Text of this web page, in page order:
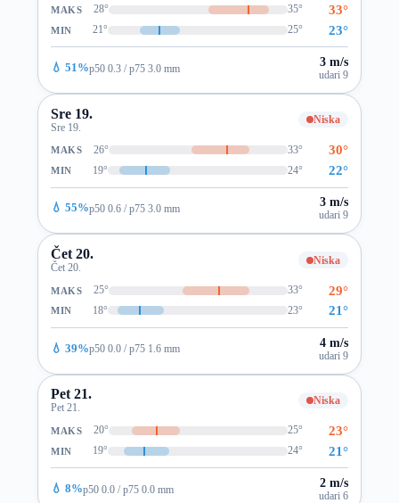
MAKS 28° 35° 33°
MIN 21° 25° 23°
💧 51%p50 0.3 / p75 3.0 mm 3 m/s
udari 9
Sre 19.
Sre 19.
Niska
MAKS 26° 33° 30°
MIN 19° 24° 22°
💧 55%p50 0.6 / p75 3.0 mm 3 m/s
udari 9
Čet 20.
Čet 20.
Niska
MAKS 25° 33° 29°
MIN 18° 23° 21°
💧 39%p50 0.0 / p75 1.6 mm 4 m/s
udari 9
Pet 21.
Pet 21.
Niska
MAKS 20° 25° 23°
MIN 19° 24° 21°
💧 8%p50 0.0 / p75 0.0 mm 2 m/s
udari 6